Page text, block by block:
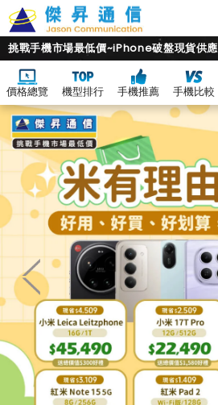
挑戰手機市場最低價~iPhone破盤現貨供應
價格總覽 機型排行 手機推薦 手機比較